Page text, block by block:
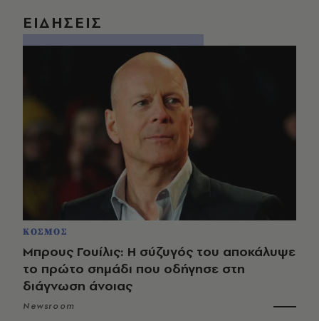
ΕΙΔΗΣΕΙΣ
ΚΟΣΜΟΣ
Μπρους Γουίλις: Η σύζυγός του αποκάλυψε
το πρώτο σημάδι που οδήγησε στη
διάγνωση άνοιας
Newsroom